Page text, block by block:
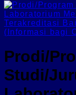
Prodi/
Studi/